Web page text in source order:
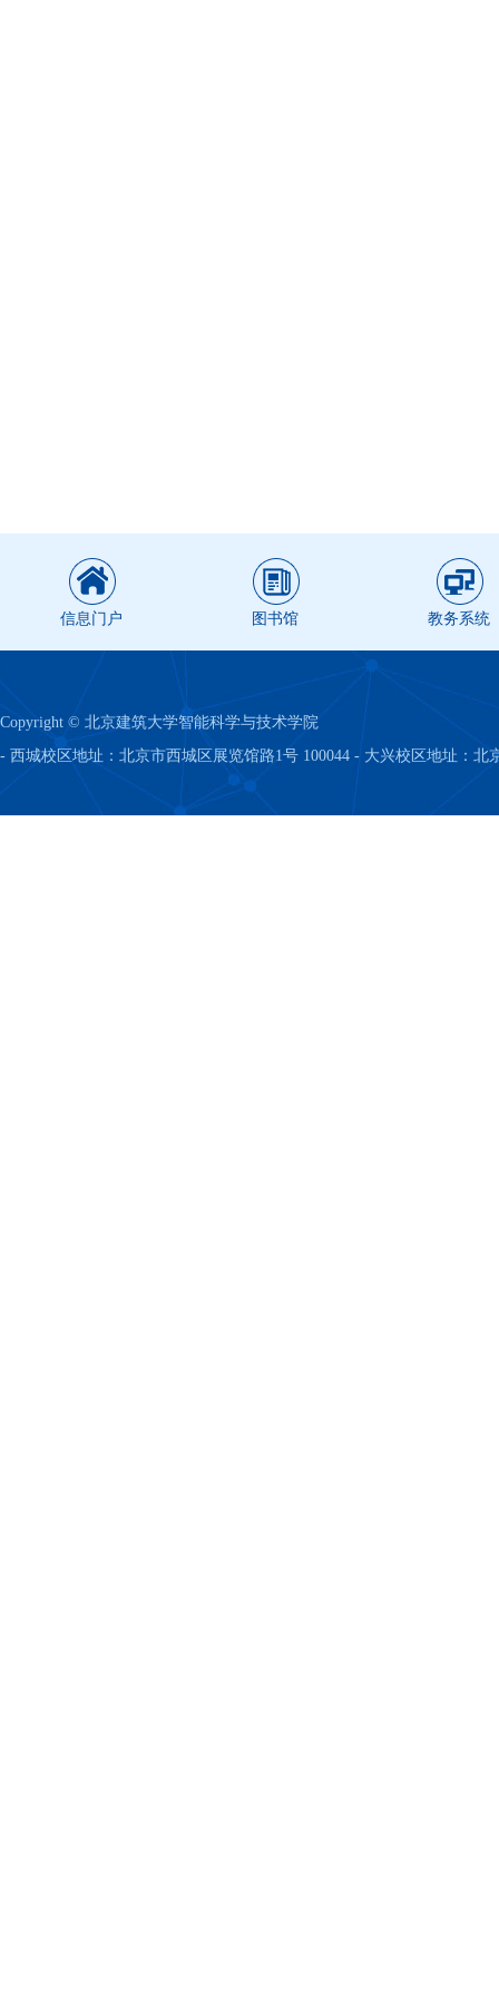
信息门户 图书馆 教务系统
Copyright © 北京建筑大学智能科学与技术学院
- 西城校区地址：北京市西城区展览馆路1号 100044 - 大兴校区地址：北